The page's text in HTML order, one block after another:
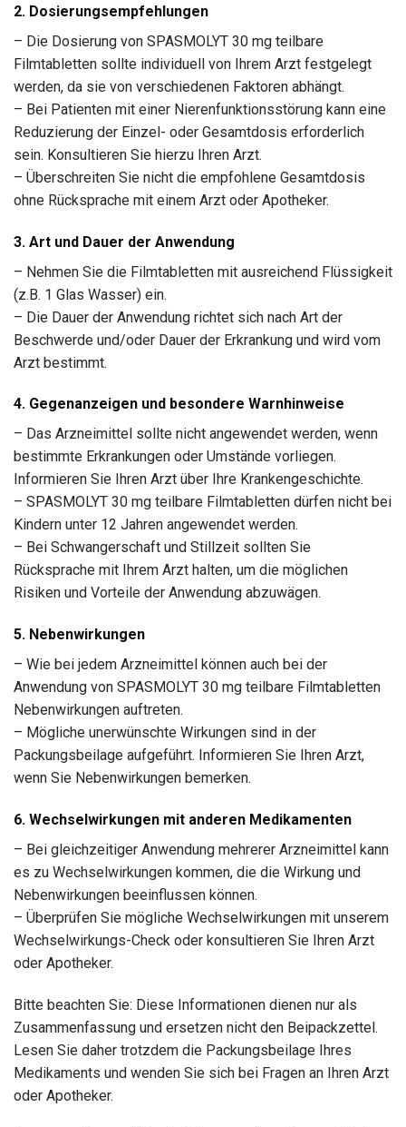
2. Dosierungsempfehlungen
– Die Dosierung von SPASMOLYT 30 mg teilbare
Filmtabletten sollte individuell von Ihrem Arzt festgelegt
werden, da sie von verschiedenen Faktoren abhängt.
– Bei Patienten mit einer Nierenfunktionsstörung kann eine
Reduzierung der Einzel- oder Gesamtdosis erforderlich
sein. Konsultieren Sie hierzu Ihren Arzt.
– Überschreiten Sie nicht die empfohlene Gesamtdosis
ohne Rücksprache mit einem Arzt oder Apotheker.
3. Art und Dauer der Anwendung
– Nehmen Sie die Filmtabletten mit ausreichend Flüssigkeit
(z.B. 1 Glas Wasser) ein.
– Die Dauer der Anwendung richtet sich nach Art der
Beschwerde und/oder Dauer der Erkrankung und wird vom
Arzt bestimmt.
4. Gegenanzeigen und besondere Warnhinweise
– Das Arzneimittel sollte nicht angewendet werden, wenn
bestimmte Erkrankungen oder Umstände vorliegen.
Informieren Sie Ihren Arzt über Ihre Krankengeschichte.
– SPASMOLYT 30 mg teilbare Filmtabletten dürfen nicht bei
Kindern unter 12 Jahren angewendet werden.
– Bei Schwangerschaft und Stillzeit sollten Sie
Rücksprache mit Ihrem Arzt halten, um die möglichen
Risiken und Vorteile der Anwendung abzuwägen.
5. Nebenwirkungen
– Wie bei jedem Arzneimittel können auch bei der
Anwendung von SPASMOLYT 30 mg teilbare Filmtabletten
Nebenwirkungen auftreten.
– Mögliche unerwünschte Wirkungen sind in der
Packungsbeilage aufgeführt. Informieren Sie Ihren Arzt,
wenn Sie Nebenwirkungen bemerken.
6. Wechselwirkungen mit anderen Medikamenten
– Bei gleichzeitiger Anwendung mehrerer Arzneimittel kann
es zu Wechselwirkungen kommen, die die Wirkung und
Nebenwirkungen beeinflussen können.
– Überprüfen Sie mögliche Wechselwirkungen mit unserem
Wechselwirkungs-Check oder konsultieren Sie Ihren Arzt
oder Apotheker.
Bitte beachten Sie: Diese Informationen dienen nur als
Zusammenfassung und ersetzen nicht den Beipackzettel.
Lesen Sie daher trotzdem die Packungsbeilage Ihres
Medikaments und wenden Sie sich bei Fragen an Ihren Arzt
oder Apotheker.